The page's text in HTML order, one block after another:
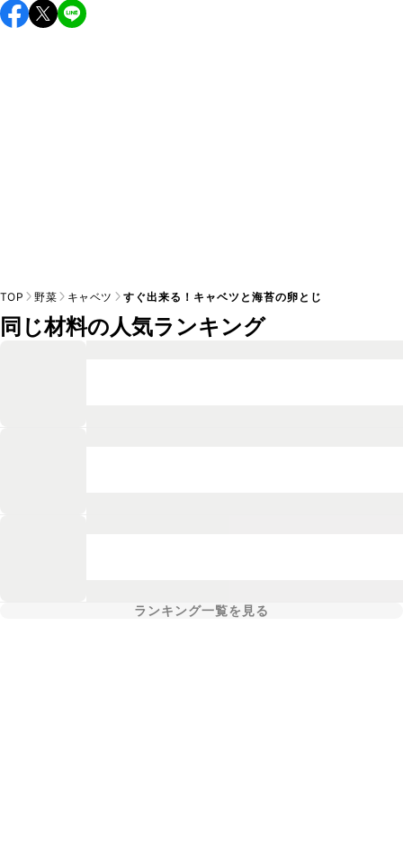
保存期間は冷蔵で翌日中が目安です。なるべくお早めにお召
し上がりください。
TOP 野菜 キャベツ すぐ出来る！キャベツと海苔の卵とじ
同じ材料の人気ランキング
ランキング一覧を見る